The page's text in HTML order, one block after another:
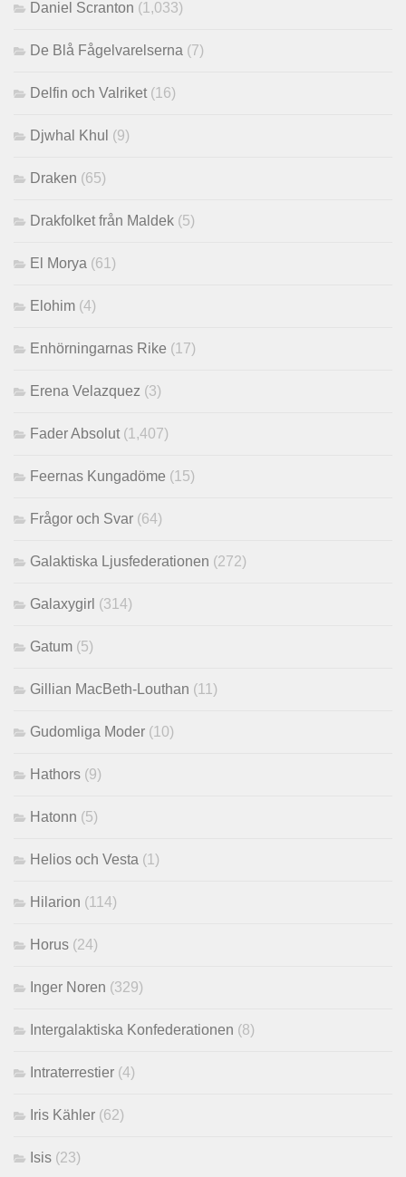
Daniel Scranton (1,033)
De Blå Fågelvarelserna (7)
Delfin och Valriket (16)
Djwhal Khul (9)
Draken (65)
Drakfolket från Maldek (5)
El Morya (61)
Elohim (4)
Enhörningarnas Rike (17)
Erena Velazquez (3)
Fader Absolut (1,407)
Feernas Kungadöme (15)
Frågor och Svar (64)
Galaktiska Ljusfederationen (272)
Galaxygirl (314)
Gatum (5)
Gillian MacBeth-Louthan (11)
Gudomliga Moder (10)
Hathors (9)
Hatonn (5)
Helios och Vesta (1)
Hilarion (114)
Horus (24)
Inger Noren (329)
Intergalaktiska Konfederationen (8)
Intraterrestier (4)
Iris Kähler (62)
Isis (23)